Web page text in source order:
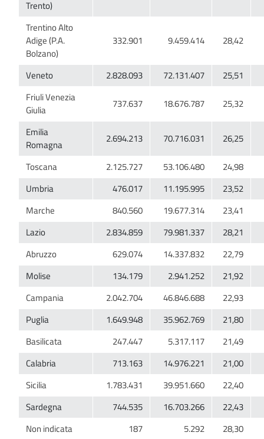
Trentino Alto
Adige (P.A.
Friuli Venezia
Emilia